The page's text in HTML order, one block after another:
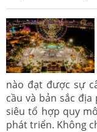
nào đạt được sự
cầu và bản sắc
siêu tổ hợp quy
phát triển. Không